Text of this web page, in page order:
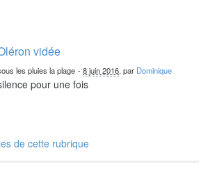
vidée
les pluies la plage -8 juin 2016, par Dominique
pour une fois
de cette rubrique